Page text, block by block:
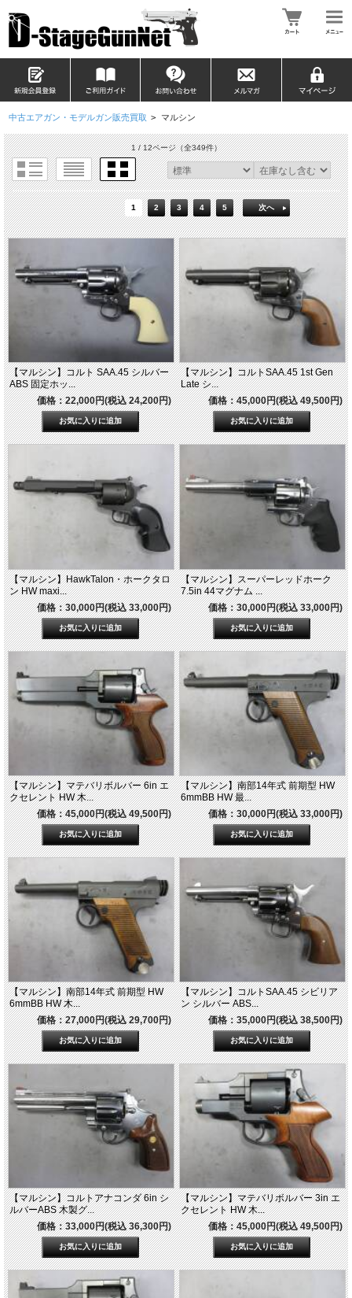
中古エアガン・モデルガン販売買取 > マルシン
1 / 12ページ（全349件）
1 2 3 4 5 次へ
【マルシン】コルト SAA.45 シルバー
ABS 固定ホッ...
価格：22,000円(税込 24,200円)
【マルシン】コルトSAA.45 1st Gen
Late シ...
価格：45,000円(税込 49,500円)
【マルシン】HawkTalon・ホークタロ
ン HW maxi...
価格：30,000円(税込 33,000円)
【マルシン】スーパーレッドホーク
7.5in 44マグナム ...
価格：30,000円(税込 33,000円)
【マルシン】マテバリボルバー 6in エ
クセレント HW 木...
価格：45,000円(税込 49,500円)
【マルシン】南部14年式 前期型 HW
6mmBB HW 最...
価格：30,000円(税込 33,000円)
【マルシン】南部14年式 前期型 HW
6mmBB HW 木...
価格：27,000円(税込 29,700円)
【マルシン】コルトSAA.45 シビリア
ン シルバー ABS...
価格：35,000円(税込 38,500円)
【マルシン】コルトアナコンダ 6in シ
ルバーABS 木製グ...
価格：33,000円(税込 36,300円)
【マルシン】マテバリボルバー 3in エ
クセレント HW 木...
価格：45,000円(税込 49,500円)